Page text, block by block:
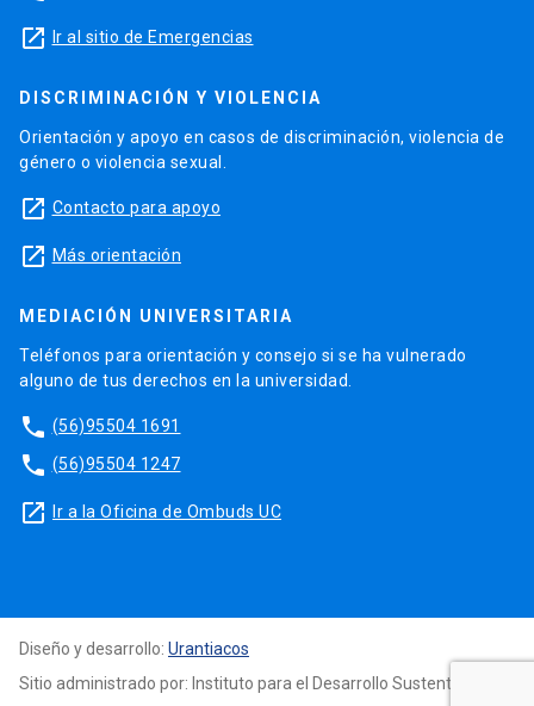
launch Ir al sitio de Emergencias
DISCRIMINACIÓN Y VIOLENCIA
Orientación y apoyo en casos de discriminación, violencia de
género o violencia sexual.
launch Contacto para apoyo
launch Más orientación
MEDIACIÓN UNIVERSITARIA
Teléfonos para orientación y consejo si se ha vulnerado
alguno de tus derechos en la universidad.
phone (56)95504 1691
phone (56)95504 1247
launch Ir a la Oficina de Ombuds UC
Diseño y desarrollo: Urantiacos
Sitio administrado por: Instituto para el Desarrollo Sustentable